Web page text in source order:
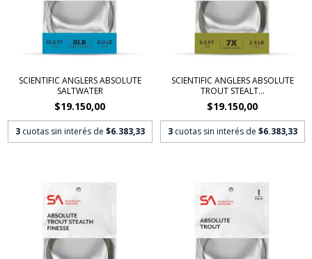
SCIENTIFIC ANGLERS ABSOLUTE
SALTWATER
$19.150,00
3 cuotas sin interés de $6.383,33
SCIENTIFIC ANGLERS ABSOLUTE
TROUT STEALT...
$19.150,00
3 cuotas sin interés de $6.383,33